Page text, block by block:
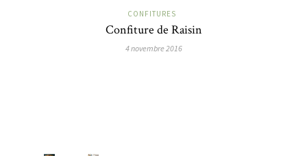
CONFITURES
Confiture de Raisin
4 novembre 2016